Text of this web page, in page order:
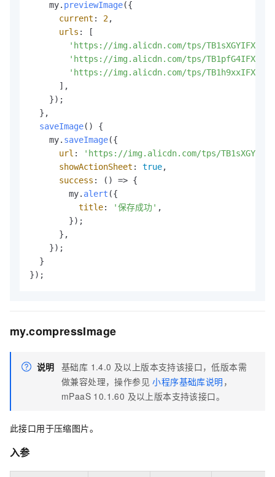
    my.
previewImage({
current : 2,
urls : [
'https://img.alicdn.com/tps/
'https://img.alicdn.com/tps/
'https://img.alicdn.com/tps/
      ],
    });
  },
saveImage( ) {
    my.
saveImage({
url :
'https://img.alicdn.com/tps/
showActionSheet : true,
success : () => {
        my.
alert ({
title: '保存成功' ,
        });
      },
    });
  }
});
my.compressImage
说明 基础库 1.4.0 及以上版本支持该接口，低版本需
做兼容处理，操作参见小程序基础库说明 ，
mPaaS 10.1.60 及以上版本支持该接口。
此接口用于压缩图片。
入参